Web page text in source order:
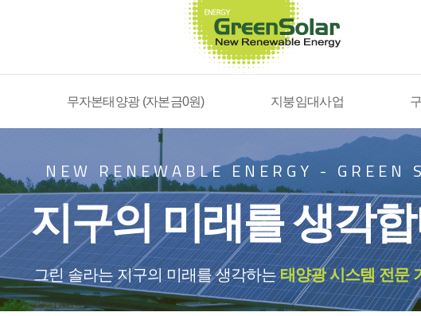
무자본태양광 (자본금0원) 지붕임대사업
NEW RENEWABLE ENERGY-GREEN
지구의 미래를 생각
그린 솔라는 지구의 미래를 생각하는태양광 시스템 전문